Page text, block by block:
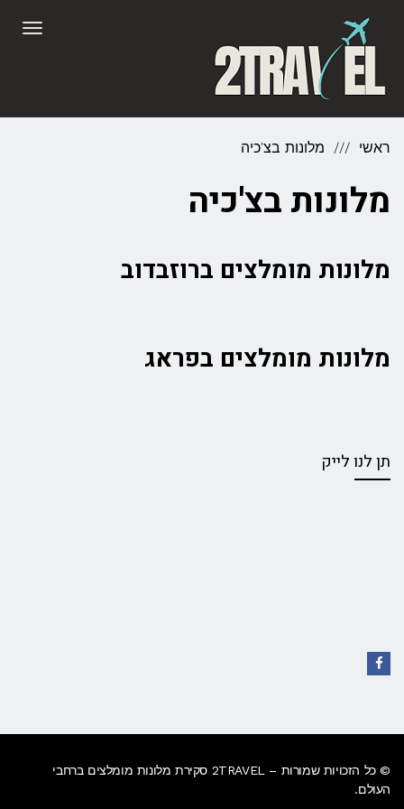
ראשי מלונות בצ'כיה
מלונות בצ'כיה
מלונות מומלצים ברוזבדוב
מלונות מומלצים בפראג
תן לנו לייק
© כל הזכויות שמורות – 2TRAVEL סקירת מלונות מומלצים ברחבי
העולם.